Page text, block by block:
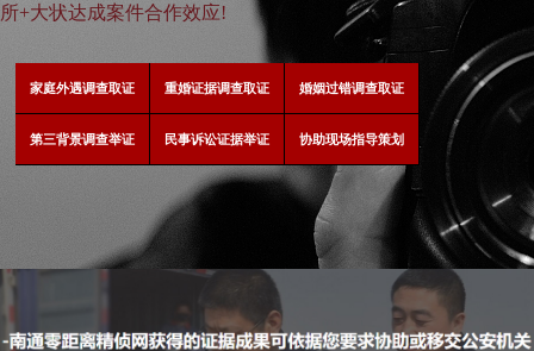
所+大状达成案件合作效应!
家庭外遇调查取证 重婚证据调查取证 婚姻过错调查取证
第三背景调查举证 民事诉讼证据举证 协助现场指导策划